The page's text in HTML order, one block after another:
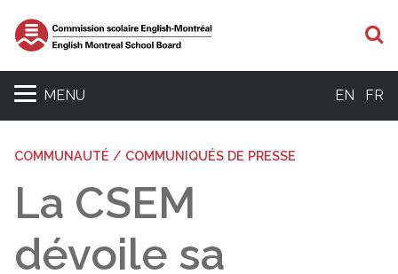
MENU EN FR
COMMUNAUTÉ / COMMUNIQUÉS DE PRESSE
La CSEM
dévoile sa